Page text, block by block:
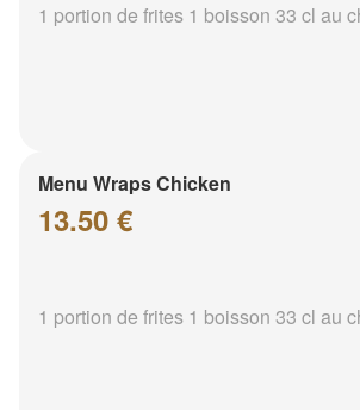
1 portion de frites 1 boisson 33 cl au
Menu Wraps Chicken
13.50 €
1 portion de frites 1 boisson 33 cl au